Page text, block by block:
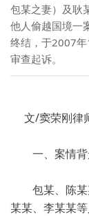
包某之妻）及耿
他人偷越国境一
终结，于2007
审查起诉。
文/窦荣刚律
一、案情背
包某、陈某
某某、李某某